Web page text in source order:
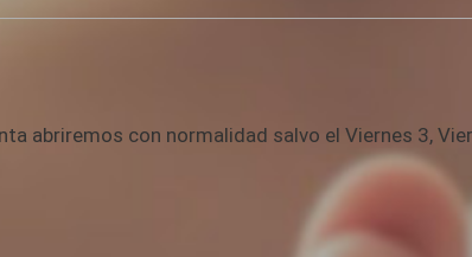
abriremos con normalidad salvo el Viernes 3,